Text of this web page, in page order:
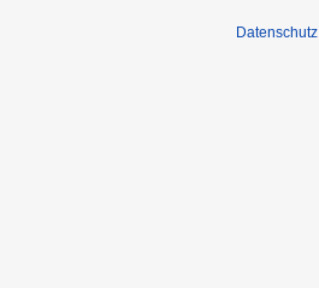
Datenschutz